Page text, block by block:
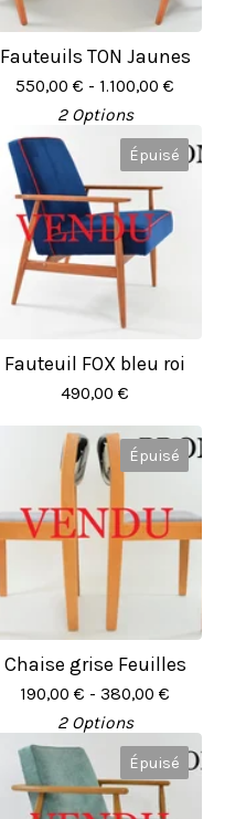
Fauteuils TON Jaunes
550,00 € - 1.100,00 €
2 Options
Épuisé
Fauteuil FOX bleu roi
490,00 €
Épuisé
Chaise grise Feuilles
190,00 € - 380,00 €
2 Options
Épuisé